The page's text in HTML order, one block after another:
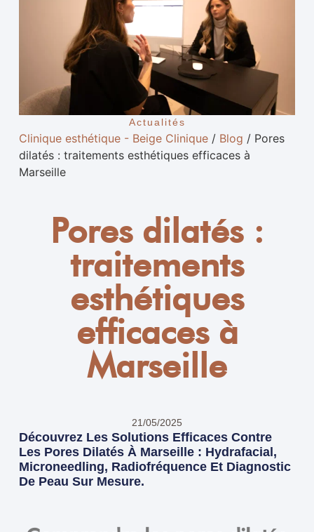
Actualités
Clinique esthétique - Beige Clinique/ Blog / Pores
dilatés : traitements esthétiques efficaces à
Marseille
Pores dilatés :
traitements
esthétiques
efficaces à
Marseille
21/05/2025
Découvrez Les Solutions Efficaces Contre
Les Pores Dilatés À Marseille : Hydrafacial,
Microneedling, Radiofréquence Et Diagnostic
De Peau Sur Mesure.